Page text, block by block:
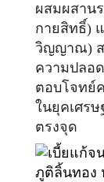
ผสมผสาน
กายสิทธิ์)
วิญญาณ) ส
ความปลอ
ตอบโจทย์
ในยุคเศรษ
ตรงจุด